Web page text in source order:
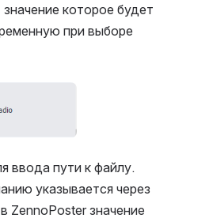
значение которое будет
при выборе
ввода пути к файлу.
указывается через
ZennoPoster значение